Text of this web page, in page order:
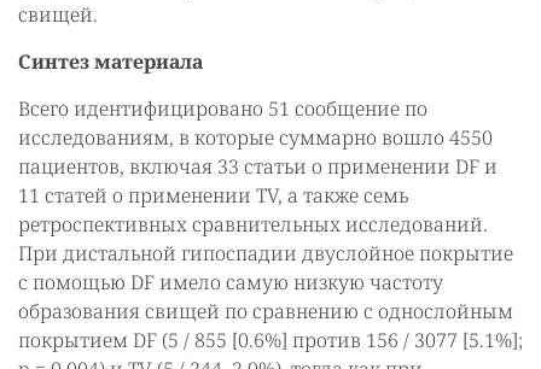
свищей.
Синтез материала
Всего идентифицировано 51 сообщение по
исследованиям, в которые суммарно вошло 4550
пациентов, включая 33 статьи о применении DF и
11 статей о применении TV, а также семь
ретроспективных сравнительных исследований.
При дистальной гипоспадии двуслойное покрытие
с помощью DF имело самую низкую частоту
образования свищей по сравнению с однослойным
покрытием DF (5 / 855 [0.6%] против 156 / 3077 [5.1%];